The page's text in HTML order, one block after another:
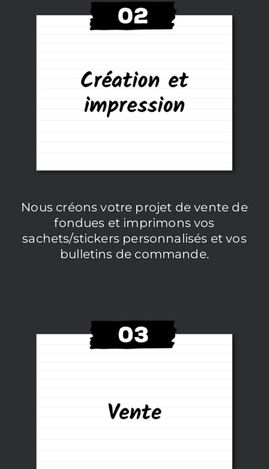
Nous créons votre projet de vente de
fondues et imprimons vos
sachets/stickers personnalisés et vos
bulletins de commande.